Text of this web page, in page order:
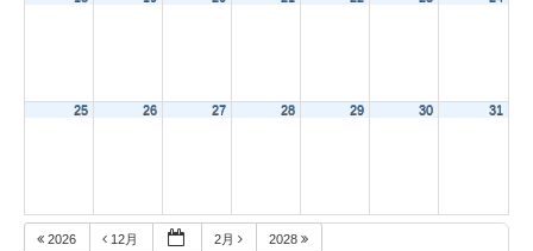
25 26 27 28 29 30 31
2026 12月 2月 2028